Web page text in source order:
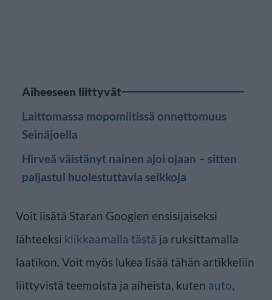
Aiheeseen liittyvät
Laittomassa mopomiitissä onnettomuus
Seinäjoella
Hirveä väistänyt nainen ajoi ojaan – sitten
paljastui huolestuttavia seikkoja
Voit lisätä Staran Googlen ensisijaiseksi
lähteeksi klikkaamalla tästä ja ruksittamalla
laatikon. Voit myös lukea lisää tähän artikkeliin
liittyvistä teemoista ja aiheista, kuten auto,